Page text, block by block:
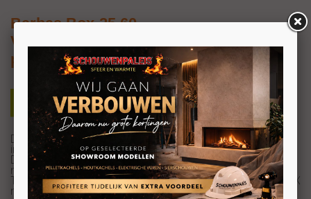
Barbas Box-25 60
Vrijstaande houtkachel op houtvak of
plateau
De BOX-30 60 is een design object dat past in elk
interieur.
De speciale glazen deur kenmerkt zich door een grote
ruit geklemd in een deurkader van 8 mm dik staal.
Te verkrijgen als BOX met base naar eigen ontwerp, BOX
met steelbase en BOX met houtopslagmodule.